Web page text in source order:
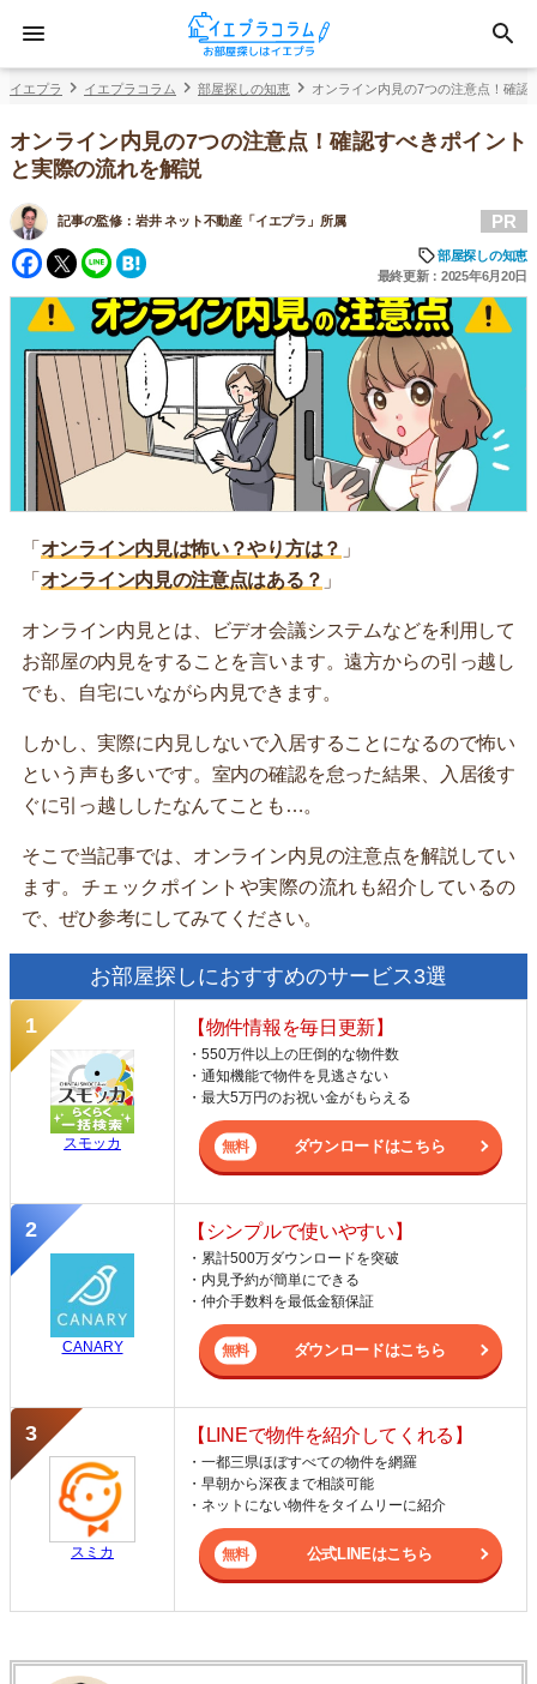
イエプラ イエプラコラム 部屋探しの知恵 オンライン内見の7つの注意点！確
オンライン内見の7つの注意点！確認すべきポイント
と実際の流れを解説
記事の監修： 岩井 ネット不動産「イエプラ」所属
Facebook
Twitter
Line
PR
部屋探しの知恵
最終更新：2025年6月20日
「 オンライン内見は怖い？やり方は？ 」
「 オンライン内見の注意点はある？ 」
オンライン内見とは、ビデオ会議システムなどを利用して
お部屋の内見をすることを言います。遠方からの引っ越し
でも、自宅にいながら内見できます。
しかし、実際に内見しないで入居することになるので怖い
という声も多いです。室内の確認を怠った結果、入居後す
ぐに引っ越ししたなんてことも…。
そこで当記事では、オンライン内見の注意点を解説してい
ます。チェックポイントや実際の流れも紹介しているの
で、ぜひ参考にしてみてください。
お部屋探しにおすすめのサービス3選
スモッカ
【物件情報を毎日更新】
・550万件以上の圧倒的な物件数
・通知機能で物件を見逃さない
・最大5万円のお祝い金がもらえる
ダウンロードはこちら
CANARY
【シンプルで使いやすい】
・累計500万ダウンロードを突破
・内見予約が簡単にできる
・仲介手数料を最低金額保証
ダウンロードはこちら
スミカ
【LINEで物件を紹介してくれる】
・一都三県ほぼすべての物件を網羅
・早朝から深夜まで相談可能
・ネットにない物件をタイムリーに紹介
公式LINEはこちら